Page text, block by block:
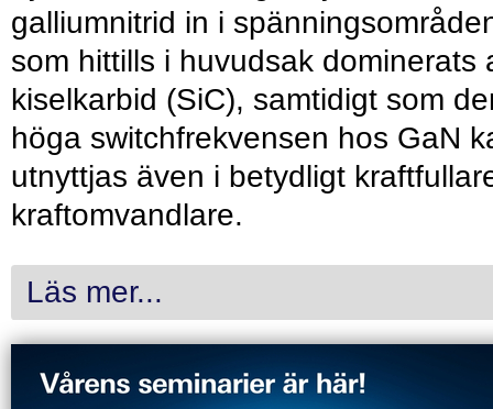
galliumnitrid in i
som hittills i huvudsak dominerats
kiselkarbid (SiC), samtidigt som
höga switchfrekvensen hos GaN
utnyttjas även i betydligt
kraftomvandlare.
Läs mer...